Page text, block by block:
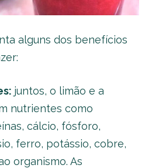
alguns dos benefícios
juntos, o limão e a
nutrientes como
cálcio, fósforo,
ferro, potássio, cobre,
organismo. As